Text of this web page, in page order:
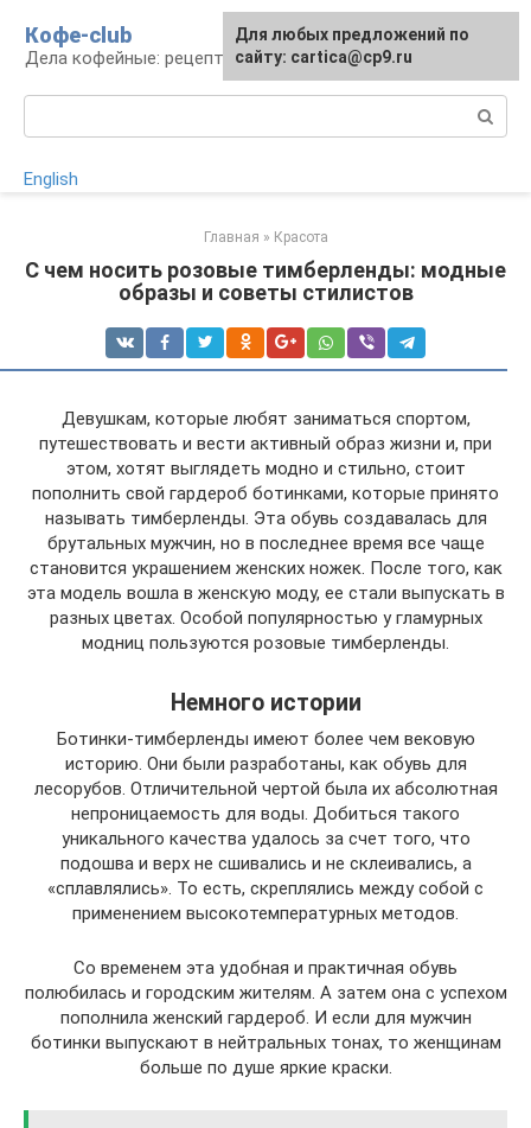
контенту
Кофе-club
Дела кофейные: рецепты и приготовление
English
Главная » Красота
С чем носить розовые тимберленды: модные
образы и советы стилистов
Девушкам, которые любят заниматься спортом,
путешествовать и вести активный образ жизни и, при
этом, хотят выглядеть модно и стильно, стоит
пополнить свой гардероб ботинками, которые принято
называть тимберленды. Эта обувь создавалась для
брутальных мужчин, но в последнее время все чаще
становится украшением женских ножек. После того, как
эта модель вошла в женскую моду, ее стали выпускать в
разных цветах. Особой популярностью у гламурных
модниц пользуются розовые тимберленды.
Немного истории
Ботинки-тимберленды имеют более чем вековую
историю. Они были разработаны, как обувь для
лесорубов. Отличительной чертой была их абсолютная
непроницаемость для воды. Добиться такого
уникального качества удалось за счет того, что
подошва и верх не сшивались и не склеивались, а
«сплавлялись». То есть, скреплялись между собой с
применением высокотемпературных методов.
Со временем эта удобная и практичная обувь
полюбилась и городским жителям. А затем она с успехом
пополнила женский гардероб. И если для мужчин
ботинки выпускают в нейтральных тонах, то женщинам
больше по душе яркие краски.
Для любых предложений по
сайту: cartica@cp9.ru